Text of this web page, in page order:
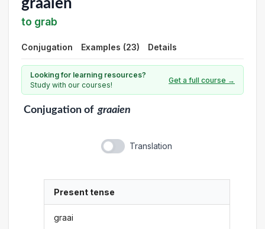
graaien
to grab
Conjugation Examples (23) Details
Looking for learning resources?
Study with our courses!
Get a full course →
Conjugationof graaien
Translation
Present tense
graai